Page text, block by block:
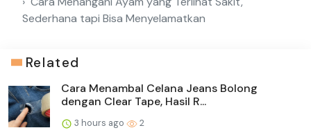
Sederhana tapi Bisa Menyelamatkan
Related
Cara Menambal Celana Jeans Bolong
dengan Clear Tape, Hasil R...
3 hours ago 2